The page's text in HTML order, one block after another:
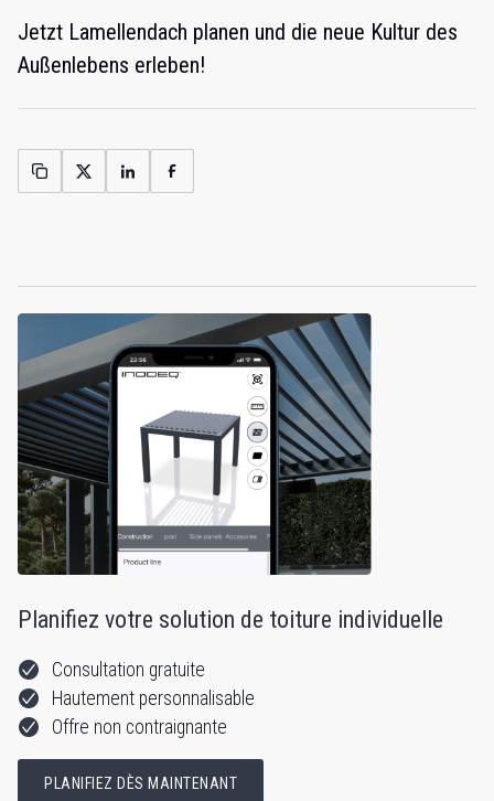
Jetzt Lamellendach planen und die neue Kultur des
Außenlebens erleben!
Planifiez votre solution de toiture individuelle
Consultation gratuite
Hautement personnalisable
Offre non contraignante
PLANIFIEZ DÈS MAINTENANT